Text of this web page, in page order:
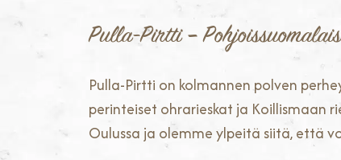
Pulla-Pirtti –
Pulla-Pirtti on kolmannen polven
perinteiset ohrarieskat ja Koillismaan
Oulussa ja olemme ylpeitä siitä, että